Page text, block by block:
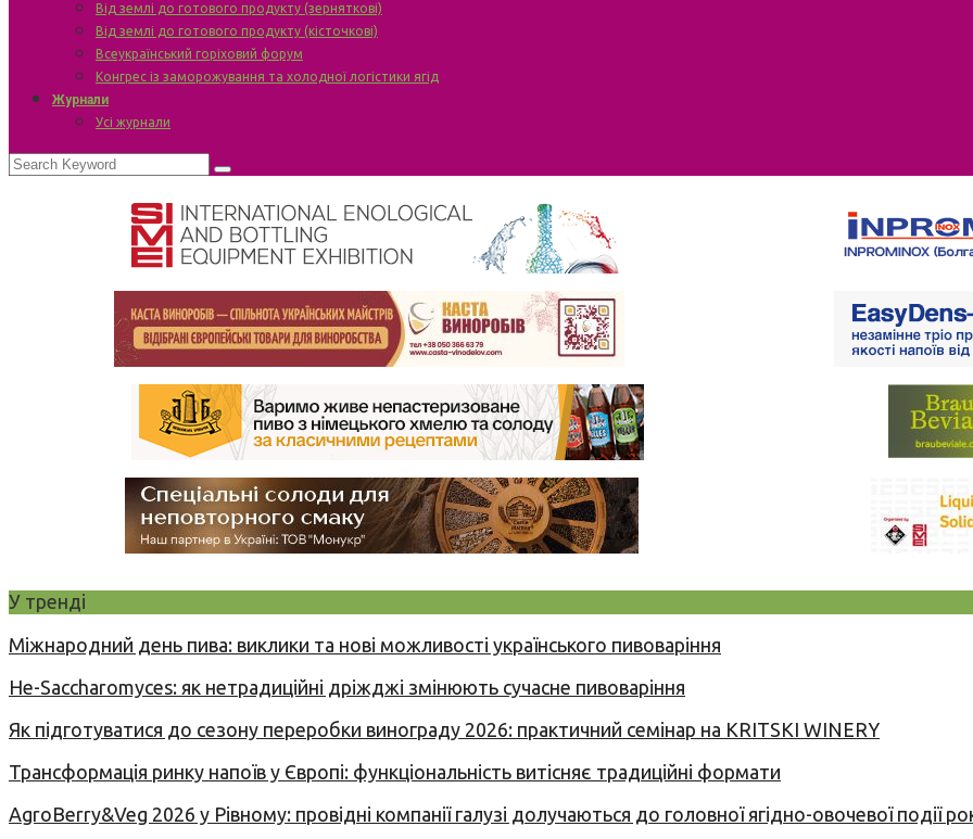
Від землі до готового продукту (зерняткові)
Від землі до готового продукту (кісточкові)
Всеукраїнський горіховий форум
Конгрес із заморожування та холодної логістики ягід
Журнали
Усі журнали
У тренді
Міжнародний день пива: виклики та нові можливості українського пивоваріння
Не-Saccharomyces: як нетрадиційні дріжджі змінюють сучасне пивоваріння
Як підготуватися до сезону переробки винограду 2026: практичний семінар на KRITSKI WINERY
Трансформація ринку напоїв у Європі: функціональність витісняє традиційні формати
AgroBerry&Veg 2026 у Рівному: провідні компанії галузі долучаються до головної ягідно-овочевої події